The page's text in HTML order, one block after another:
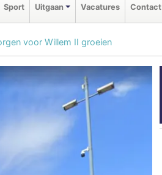
Sport Uitgaan Vacatures Contact
voor Willem II groeien